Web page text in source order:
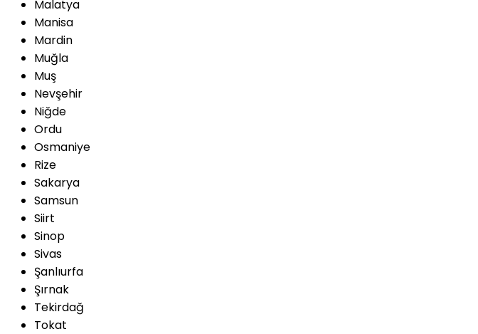
Malatya
Manisa
Mardin
Muğla
Muş
Nevşehir
Niğde
Ordu
Osmaniye
Rize
Sakarya
Samsun
Siirt
Sinop
Sivas
Şanlıurfa
Şırnak
Tekirdağ
Tokat